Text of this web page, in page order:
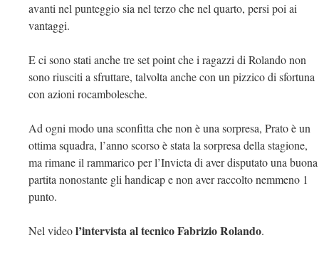
avanti nel punteggio sia nel terzo che nel quarto, persi poi ai
vantaggi.
E ci sono stati anche tre set point che i ragazzi di Rolando non
sono riusciti a sfruttare, talvolta anche con un pizzico di sfortuna
con azioni rocambolesche.
Ad ogni modo una sconfitta che non è una sorpresa, Prato è un
ottima squadra, l’anno scorso è stata la sorpresa della stagione,
ma rimane il rammarico per l’Invicta di aver disputato una buona
partita nonostante gli handicap e non aver raccolto nemmeno 1
punto.
Nel videol’intervista al tecnico Fabrizio Rolando.